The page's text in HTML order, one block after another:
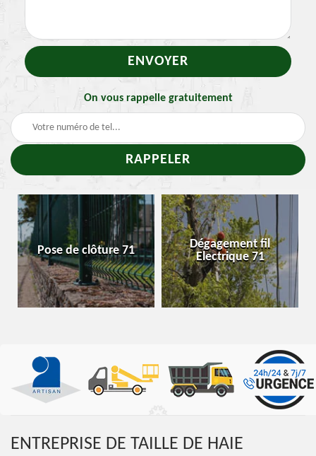
On vous rappelle gratuitement
Pose de clôture 71
Dégagement fil
Electrique 71
ENTREPRISE DE TAILLE DE HAIE